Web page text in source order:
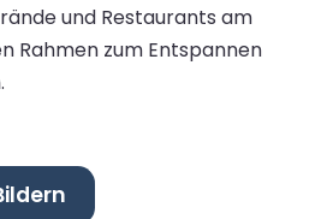
und Restaurants am
Rahmen zum Entspannen